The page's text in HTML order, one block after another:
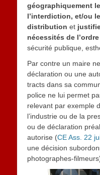
géographiquement
l’interdiction, et/ou
distribution et
nécessités de
sécurité publique,
Par contre un maire
déclaration ou une
tracts dans sa
police ne lui permet
relevant par exemple
l’industrie ou de la
ou de déclaration
autorise (CE Ass. 22
une décision
photographes-